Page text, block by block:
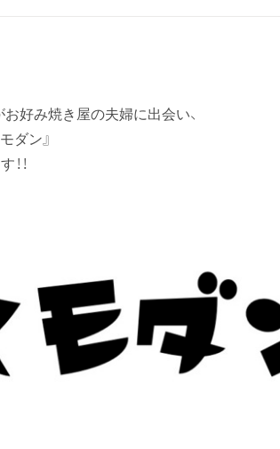
好み焼き屋の夫婦に出会い、
ダン』
！